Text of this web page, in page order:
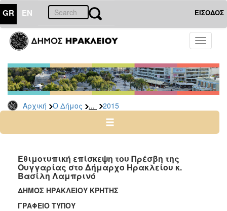
GR EN ΕΙΣΟΔΟΣ
Toggle
Αρχική Ο Δήμος ... 2015
ΔΗΜΟΣ
Δελτία
Τύπου
Αρχείο
2026
2024
2022
2021
Εθιμοτυπική επίσκεψη του Πρέσβη της
Ουγγαρίας στο Δήμαρχο Ηρακλείου κ.
Βασίλη Λαμπρινό
ΔΗΜΟΣ ΗΡΑΚΛΕΙΟΥ ΚΡΗΤΗΣ
ΓΡΑΦΕΙΟ ΤΥΠΟΥ